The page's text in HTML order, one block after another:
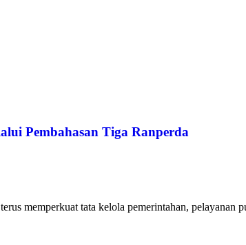
Pembahasan Tiga Ranperda
memperkuat tata kelola pemerintahan, pelayanan